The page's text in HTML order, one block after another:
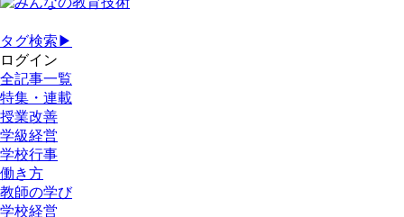
タグ検索▶
ログイン
全記事一覧
特集・連載
授業改善
学級経営
学校行事
働き方
教師の学び
学校経営